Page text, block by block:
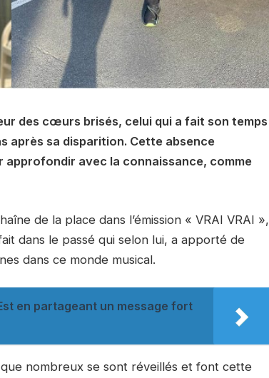
des cœurs brisés, celui qui a fait son temps
après sa disparition. Cette absence
avec la connaissance, comme
de la place dans l’émission « VRAI VRAI »,
dans le passé qui selon lui, a apporté de
dans ce monde musical.
en partageant un message fort
nombreux se sont réveillés et font cette